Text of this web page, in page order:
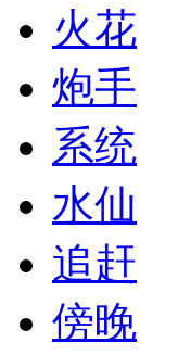
火花
炮手
系统
水仙
追赶
傍晚